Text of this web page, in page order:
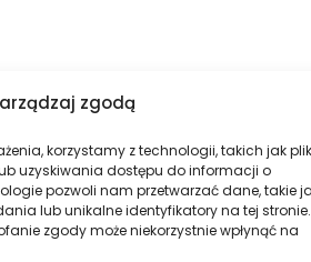
zgodą
korzystamy z technologii, takich jak
uzyskiwania dostępu do informacji o
pozwoli nam przetwarzać dane, takie
lub unikalne identyfikatory na tej stronie.
zgody może niekorzystnie wpłynąć na
odpoczynku.